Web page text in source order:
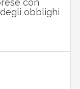
con
obblighi